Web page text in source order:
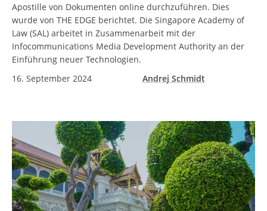
Apostille von Dokumenten online durchzuführen. Dies
wurde von THE EDGE berichtet. Die Singapore Academy of
Law (SAL) arbeitet in Zusammenarbeit mit der
Infocommunications Media Development Authority an der
Einführung neuer Technologien.
16. September 2024
Andrej Schmidt